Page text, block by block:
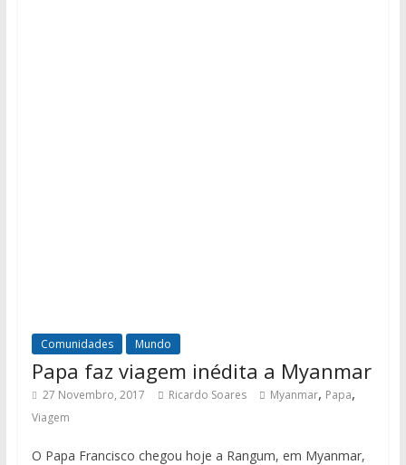
Comunidades Mundo
Papa faz viagem inédita a Myanmar
27 Novembro, 2017 Ricardo Soares Myanmar, Papa,
Viagem
O Papa Francisco chegou hoje a Rangum, em Myanmar,